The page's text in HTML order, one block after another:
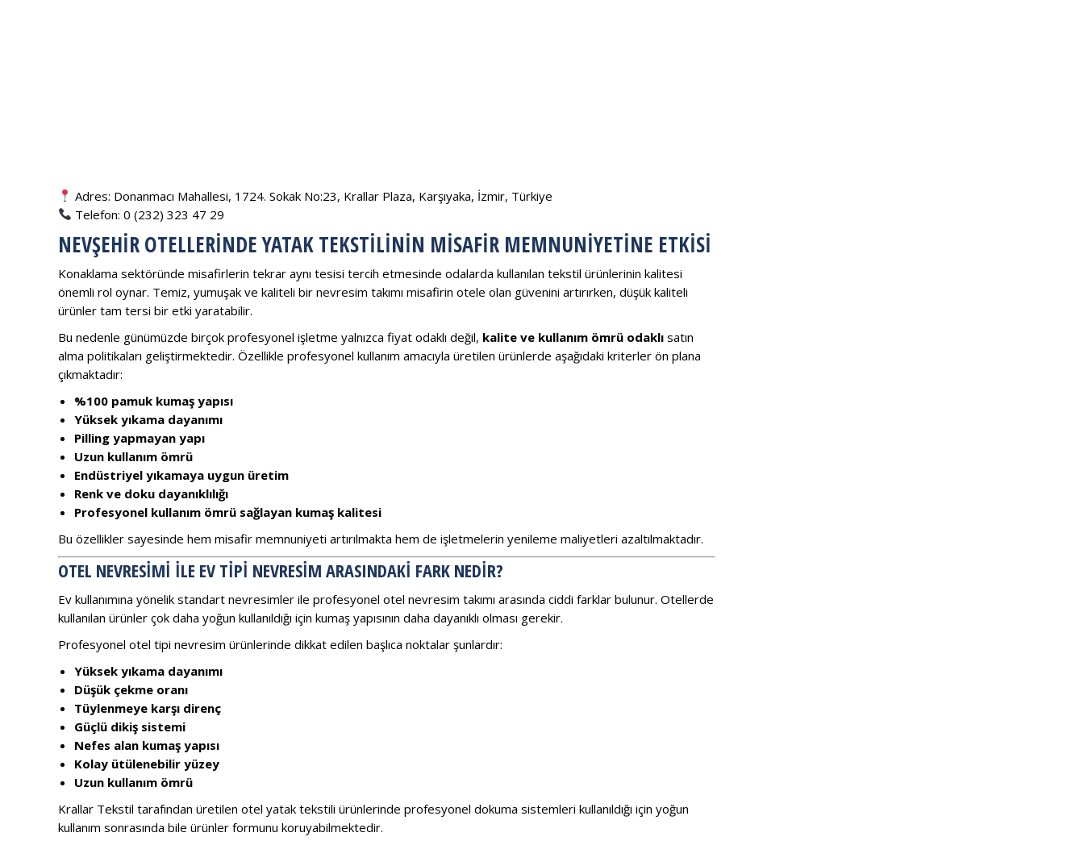
Adres: Donanmacı Mahallesi, 1724. Sokak No:23, Krallar Plaza, Karşıyaka, İzmir, Türkiye
Telefon: 0 (232) 323 47 29
NEVŞEHIR OTELLERINDE YATAK TEKSTILININ MISAFIR MEMNUNIYETINE ETKISI
Konaklama sektöründe misafirlerin tekrar aynı tesisi tercih etmesinde odalarda kullanılan tekstil ürünlerinin kalitesi
önemli rol oynar. Temiz, yumuşak ve kaliteli bir nevresim takımı misafirin otele olan güvenini artırırken, düşük kaliteli
ürünler tam tersi bir etki yaratabilir.
Bu nedenle günümüzde birçok profesyonel işletme yalnızca fiyat odaklı değil, kalite ve kullanım ömrü odaklı satın
alma politikaları geliştirmektedir. Özellikle profesyonel kullanım amacıyla üretilen ürünlerde aşağıdaki kriterler ön plana
çıkmaktadır:
%100 pamuk kumaş yapısı
Yüksek yıkama dayanımı
Pilling yapmayan yapı
Uzun kullanım ömrü
Endüstriyel yıkamaya uygun üretim
Renk ve doku dayanıklılığı
Profesyonel kullanım ömrü sağlayan kumaş kalitesi
Bu özellikler sayesinde hem misafir memnuniyeti artırılmakta hem de işletmelerin yenileme maliyetleri azaltılmaktadır.
OTEL NEVRESIMI ILE EV TIPI NEVRESIM ARASINDAKI FARK NEDIR?
Ev kullanımına yönelik standart nevresimler ile profesyonel otel nevresim takımı arasında ciddi farklar bulunur. Otellerde
kullanılan ürünler çok daha yoğun kullanıldığı için kumaş yapısının daha dayanıklı olması gerekir.
Profesyonel otel tipi nevresim ürünlerinde dikkat edilen başlıca noktalar şunlardır:
Yüksek yıkama dayanımı
Düşük çekme oranı
Tüylenmeye karşı direnç
Güçlü dikiş sistemi
Nefes alan kumaş yapısı
Kolay ütülenebilir yüzey
Uzun kullanım ömrü
Krallar Tekstil tarafından üretilen otel yatak tekstili ürünlerinde profesyonel dokuma sistemleri kullanıldığı için yoğun
kullanım sonrasında bile ürünler formunu koruyabilmektedir.